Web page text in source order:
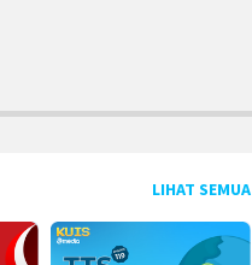
LIHAT SEMUA